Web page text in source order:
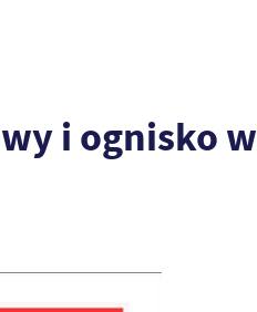
i ognisko w